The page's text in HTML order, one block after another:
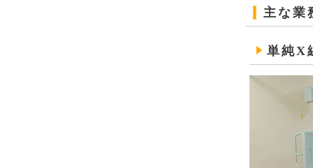
主な業
単純X